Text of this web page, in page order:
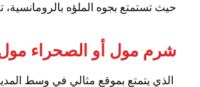
حيث تستمتع بجوه الملؤه
شرم مول أو الصحراء
الذي يتمتع بموقع مثالي في وسط